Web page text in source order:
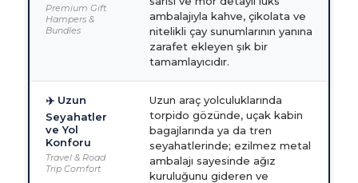
Premium Gift
Hampers &
Bundles
ambalajıyla kahve, çikolata ve
nitelikli çay sunumlarının yanına
zarafet ekleyen şık bir
tamamlayıcıdır.
✈️ Uzun
Seyahatler
ve Yol
Konforu
Travel & Road
Trip Comfort
Uzun araç yolculuklarında
torpido gözünde, uçak kabin
bagajlarında ya da tren
seyahatlerinde; ezilmez metal
ambalajı sayesinde ağız
kuruluğunu gideren ve